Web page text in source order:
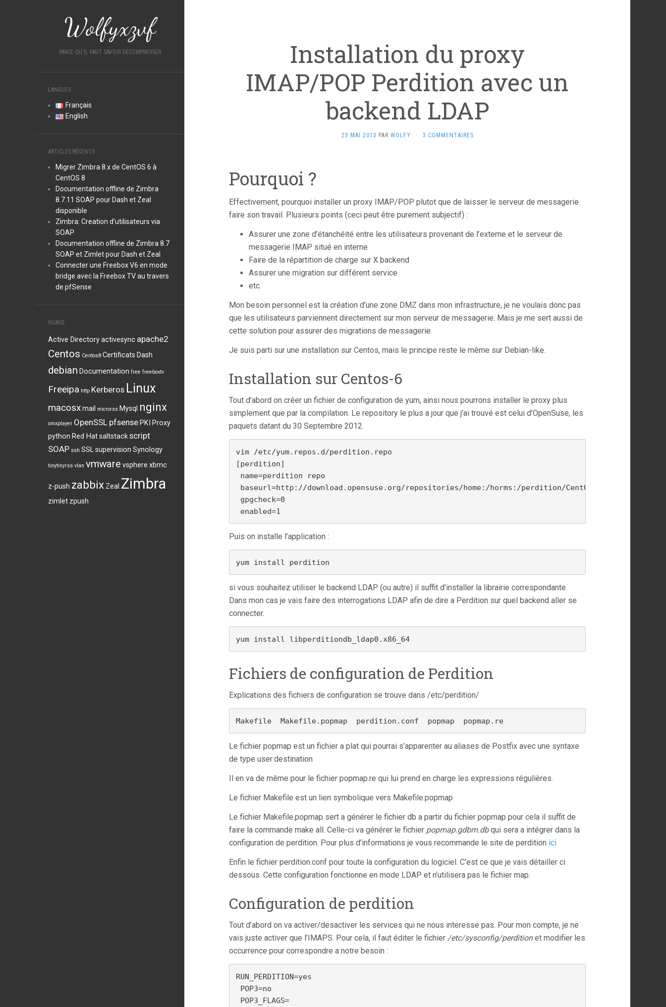
Wolfyxzvf
PARCE QU'IL FAUT SAVOIR DECOMPRESSER
LANGUES
Français
English
ARTICLES RÉCENTS
Migrer Zimbra 8.x de CentOS 6 à
CentOS 8
Documentation offline de Zimbra
8.7.11 SOAP pour Dash et Zeal
disponible
Zimbra: Creation d’utilisateurs via
SOAP
Documentation offline de Zimbra 8.7
SOAP et Zimlet pour Dash et Zeal
Connecter une Freebox V6 en mode
bridge avec la Freebox TV au travers
de pfSense
NUAGE
Active Directoryactivesync apache2
Centos Centos8 Certificats Dash
debian Documentation free freeboxtv
Freeipa http Kerberos Linux
macosxmail microrss Mysql nginx
omxplayer OpenSSL pfsense PKI Proxy
python Red Hatsaltstackscript
SOAP ssh SSLsupervision Synology
tinytinyrss vlan vmware vsphere xbmc
z-push zabbix Zeal Zimbra
zimlet zpush
Installation du proxy
IMAP/POP Perdition avec un
backend LDAP
23 MAI 2013 PAR WOLFY · 3 COMMENTAIRES
Pourquoi ?
Effectivement, pourquoi installer un proxy IMAP/POP plutot que de laisser le serveur de messagerie
faire son travail. Plusieurs points (ceci peut être purement subjectif) :
Assurer une zone d’étanchéité entre les utilisateurs provenant de l’externe et le serveur de
messagerie IMAP situé en interne
Faire de la répartition de charge sur X backend
Assurer une migration sur différent service
etc.
Mon besoin personnel est la création d’une zone DMZ dans mon infrastructure, je ne voulais donc pas
que les utilisateurs parviennent directement sur mon serveur de messagerie. Mais je me sert aussi de
cette solution pour assurer des migrations de messagerie.
Je suis parti sur une installation sur Centos, mais le principe reste le même sur Debian-like.
Installation sur Centos-6
Tout d’abord on créer un fichier de configuration de yum, ainsi nous pourrons installer le proxy plus
simplement que par la compilation. Le repository le plus a jour que j’ai trouvé est celui d’OpenSuse, les
paquets datant du 30 Septembre 2012.
vim /etc/yum.repos.d/perdition.repo
[perdition]
name=perdition repo
baseurl=http://download.opensuse.org/repositories/home:/horms:/perdition/CentOS_CentOS-6/
gpgcheck=0
enabled=1
Puis on installe l’application :
yum install perdition
si vous souhaitez utiliser le backend LDAP (ou autre) il suffit d’installer la librairie correspondante.
Dans mon cas je vais faire des interrogations LDAP afin de dire a Perdition sur quel backend aller se
connecter.
yum install libperditiondb_ldap0.x86_64
Fichiers de configuration de Perdition
Explications des fichiers de configuration se trouve dans /etc/perdition/
Makefile  Makefile.popmap  perdition.conf  popmap  popmap.re
Le fichier popmap est un fichier a plat qui pourrai s’apparenter au aliases de Postfix avec une syntaxe
de type user:destination
Il en va de même pour le fichier popmap.re qui lui prend en charge les expressions régulières.
Le fichier Makefile est un lien symbolique vers Makefile.popmap
Le fichier Makefile.popmap sert a générer le fichier db a partir du fichier popmap pour cela il suffit de
faire la commande make all. Celle-ci va générer le fichier popmap.gdbm.dbqui sera a intégrer dans la
configuration de perdition. Pour plus d’informations je vous recommande le site de perdition ici
Enfin le fichier perdition.conf pour toute la configuration du logiciel. C’est ce que je vais détailler ci
dessous. Cette configuration fonctionne en mode LDAP et n’utilisera pas le fichier map.
Configuration de perdition
Tout d’abord on va activer/desactiver les services qui ne nous interesse pas. Pour mon compte, je ne
vais juste activer que l’IMAPS. Pour cela, il faut éditer le fichier /etc/sysconfig/perditionet modifier les
occurrence pour correspondre a notre besoin :
RUN_PERDITION=yes
POP3=no
POP3_FLAGS=